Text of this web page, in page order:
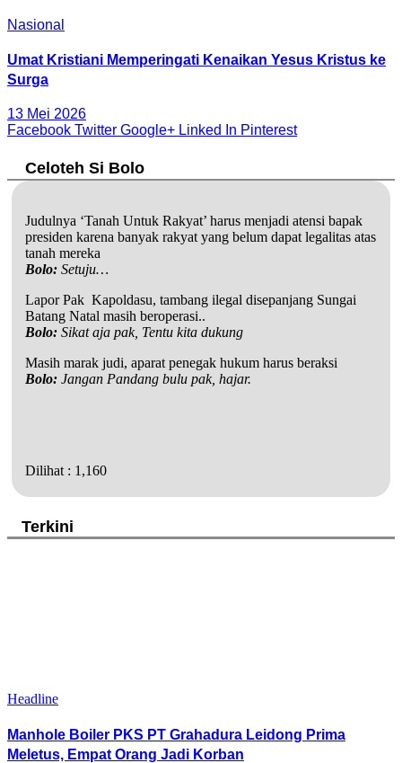
Nasional
Umat Kristiani Memperingati Kenaikan Yesus Kristus ke
Surga
13 Mei 2026
Facebook Twitter Google+ Linked In Pinterest
Celoteh Si Bolo
Judulnya ‘Tanah Untuk Rakyat’ harus menjadi atensi bapak
presiden karena banyak rakyat yang belum dapat legalitas atas
tanah mereka
Bolo: Setuju…
Lapor Pak Kapoldasu, tambang ilegal disepanjang Sungai
Batang Natal masih beroperasi..
Bolo: Sikat aja pak, Tentu kita dukung
Masih marak judi, aparat penegak hukum harus beraksi
Bolo: Jangan Pandang bulu pak, hajar.
Dilihat : 1,160
Terkini
Headline
Manhole Boiler PKS PT Grahadura Leidong Prima
Meletus, Empat Orang Jadi Korban